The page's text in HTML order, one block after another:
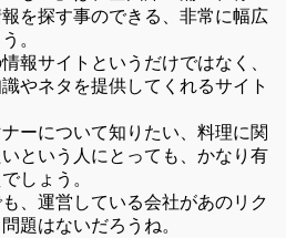
を探す事のできる、非常に幅広
。
報サイトというだけではなく、
やネタを提供してくれるサイト
ーについて知りたい、料理に関
という人にとっても、かなり有
しょう。
、運営している会社があのリク
題はないだろうね。